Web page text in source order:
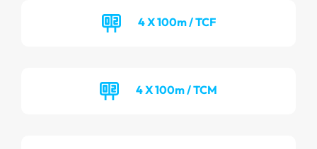
4 X 100m / TCF
4 X 100m / TCM